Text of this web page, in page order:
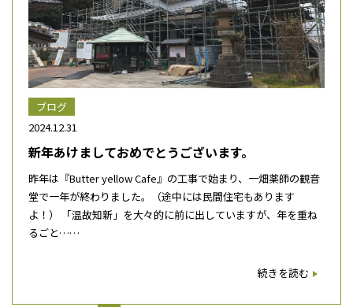
ブログ
2024.12.31
新年あけましておめでとうございます。
昨年は『Butter yellow Cafe』の工事で始まり、一畑薬師の観音
堂で一年が終わりました。（途中には民間住宅もあります
よ！） 「温故知新」を大々的に前に出していますが、年を重ね
るごと……
続きを読む